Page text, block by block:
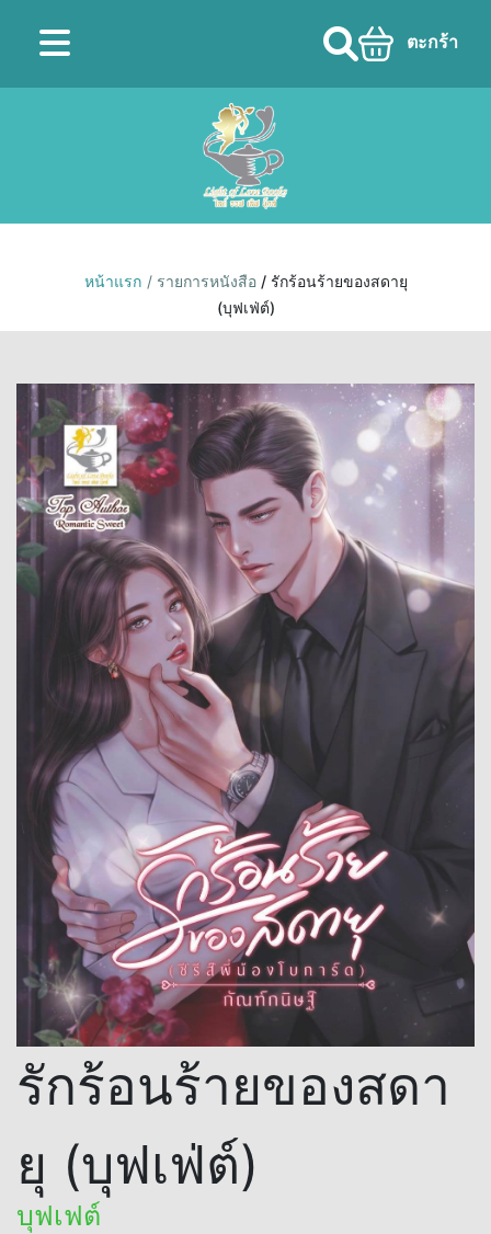
ตะกร้า
หน้าแรก / รายการหนังสือ / รักร้อนร้ายของสดายุ
(บุฟเฟ่ต์)
รักร้อนร้ายของสดา
ยุ (บุฟเฟ่ต์)
บุฟเฟต์